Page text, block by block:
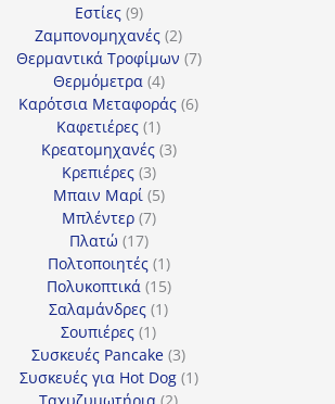
Εστίες 99
προϊόντα
Ζαμπονομηχανές 22
προϊόντα
Θερμαντικά Τροφίμων 77
Θερμόμετρα 44
προϊόντα
Καρότσια Μεταφοράς 66
Καφετιέρες 11
προϊόν
Κρεατομηχανές 33
Κρεπιέρες 33
προϊόντα
Μπαιν Μαρί 55
Μπλέντερ 77
Πλατώ 1717
προϊόντα
Πολτοποιητές 11
προϊόν
Πολυκοπτικά 1515
προϊόντα
Σαλαμάνδρες 11
Σουπιέρες 11
προϊόν
Συσκευές Pancake 33
προϊόντα
Συσκευές για Hot Dog 11
2